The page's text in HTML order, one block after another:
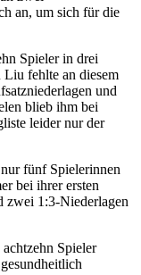
an, um sich für die
Spieler in drei
Liu fehlte an diesem
und
blieb ihm bei
leider nur der
fünf Spielerinnen
bei ihrer ersten
zwei 1:3-Niederlagen
Spieler